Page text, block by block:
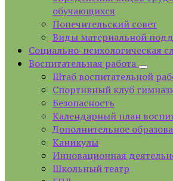
обучающихся
Попечительский совет
Виды материальной
Социально-психологическая
Воспитательная работа
Штаб воспитательной
Спортивный клуб
Безопасность
Календарный план
Дополнительное
Каникулы
Инновационная
Школьный театр